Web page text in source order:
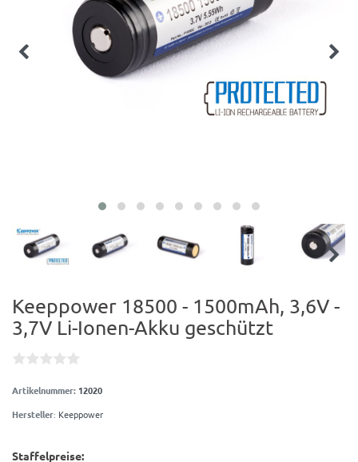
Keeppower 18500 - 1500mAh, 3,6V -
3,7V Li-Ionen-Akku geschützt
Artikelnummer: 12020
Hersteller: Keeppower
Staffelpreise: